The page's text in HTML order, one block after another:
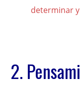
determinar
2.